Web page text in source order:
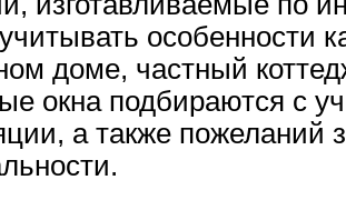
особенности
доме, частный
окна подбираются с
а также пожеланий